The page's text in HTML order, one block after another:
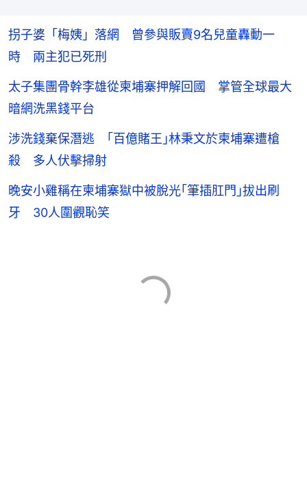
拐子婆「梅姨」落網 曾參與販賣9名兒童轟動一
時 兩主犯已死刑
太子集團骨幹李雄從柬埔寨押解回國 掌管全球最大
暗網洗黑錢平台
涉洗錢棄保潛逃 ｢百億賭王｣林秉文於柬埔寨遭槍
殺 多人伏擊掃射
晚安小雞稱在柬埔寨獄中被脫光｢筆插肛門｣拔出刷
牙 30人圍觀恥笑